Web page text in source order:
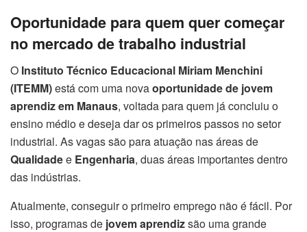
Oportunidade para quem quer começar
no mercado de trabalho industrial
O Instituto Técnico Educacional Miriam Menchini
(ITEMM)está com uma novaoportunidade de jovem
aprendiz em Manaus, voltada para quem já concluiu o
ensino médio e deseja dar os primeiros passos no setor
industrial. As vagas são para atuação nas áreas de
Qualidadee Engenharia, duas áreas importantes dentro
das indústrias.
Atualmente, conseguir o primeiro emprego não é fácil. Por
isso, programas de jovem aprendizsão uma grande